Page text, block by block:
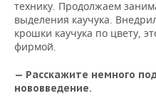
технику. Продолжаем
выделения каучука.
крошки каучука по цвету,
фирмой.
— Расскажите немного
нововведение.